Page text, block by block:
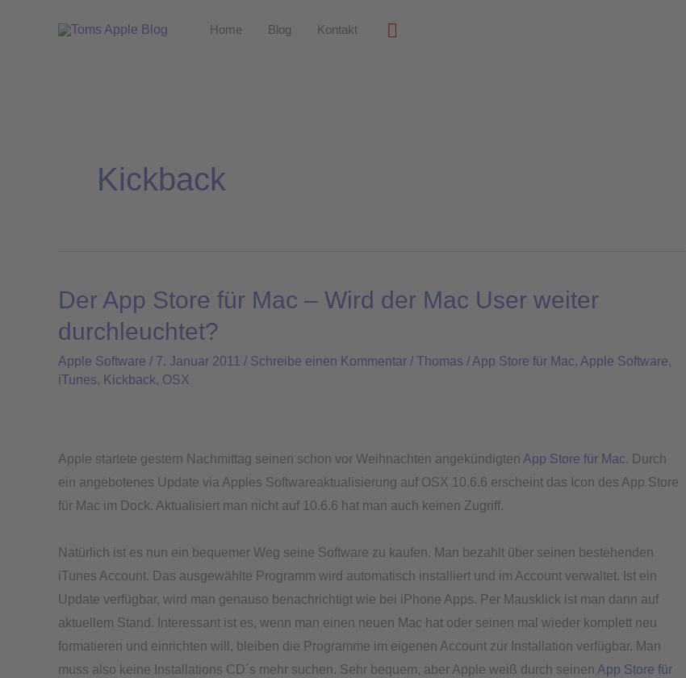
Home Blog Kontakt Suchen
Kickback
Der App Store für Mac – Wird der Mac User weiter
durchleuchtet?
Apple Software / 7. Januar 2011 / Schreibe einen Kommentar / Thomas / App Store für Mac, Apple Software,
iTunes, Kickback, OSX
Apple startete gestern Nachmittag seinen schon vor Weihnachten angekündigten App Store für Mac. Durch
ein angebotenes Update via Apples Softwareaktualisierung auf OSX 10.6.6 erscheint das Icon des App Store
für Mac im Dock. Aktualisiert man nicht auf 10.6.6 hat man auch keinen Zugriff.
Natürlich ist es nun ein bequemer Weg seine Software zu kaufen. Man bezahlt über seinen bestehenden
iTunes Account. Das ausgewählte Programm wird automatisch installiert und im Account verwaltet. Ist ein
Update verfügbar, wird man genauso benachrichtigt wie bei iPhone Apps. Per Mausklick ist man dann auf
aktuellem Stand. Interessant ist es, wenn man einen neuen Mac hat oder seinen mal wieder komplett neu
formatieren und einrichten will, bleiben die Programme im eigenen Account zur Installation verfügbar. Man
muss also keine Installations CD´s mehr suchen. Sehr bequem, aber Apple weiß durch seinen App Store für
Der
Store
für
Mac
der
Mac
User
durchleuchtet?